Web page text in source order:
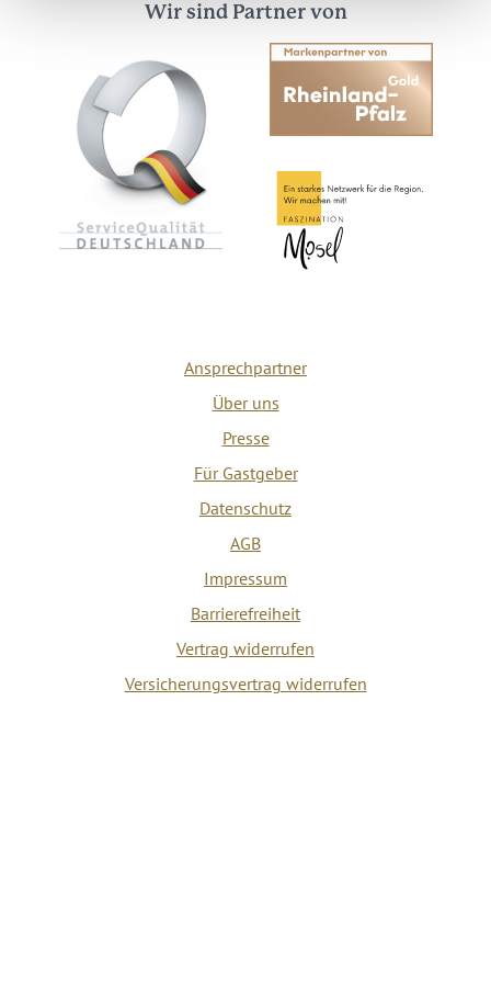
Wir sind Partner von
Ansprechpartner
Über uns
Presse
Für Gastgeber
Datenschutz
AGB
Impressum
Barrierefreiheit
Vertrag widerrufen
Versicherungsvertrag widerrufen